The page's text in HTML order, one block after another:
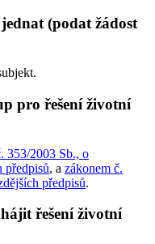
(podat žádost
pro řešení životní
353/2003 Sb., o
předpisů, a zákonem č.
předpisů.
řešení životní